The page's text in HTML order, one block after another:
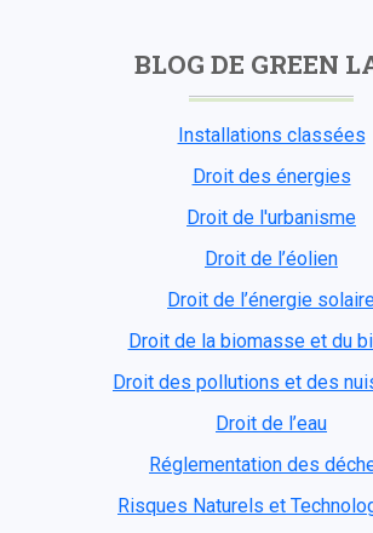
BLOG DE GREEN
Installations classées
Droit des énergies
Droit de l'urbanisme
Droit de l’éolien
Droit de l’énergie
Droit de la biomasse et du
Droit des pollutions et des
Droit de l’eau
Réglementation des
Risques Naturels et